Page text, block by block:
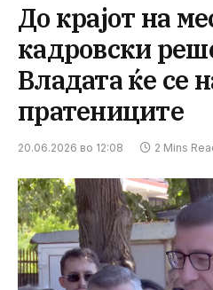
До крајот на
кадровски
Владата ќе се
пратениците
20.06.2026 во 12:08 2 Mins